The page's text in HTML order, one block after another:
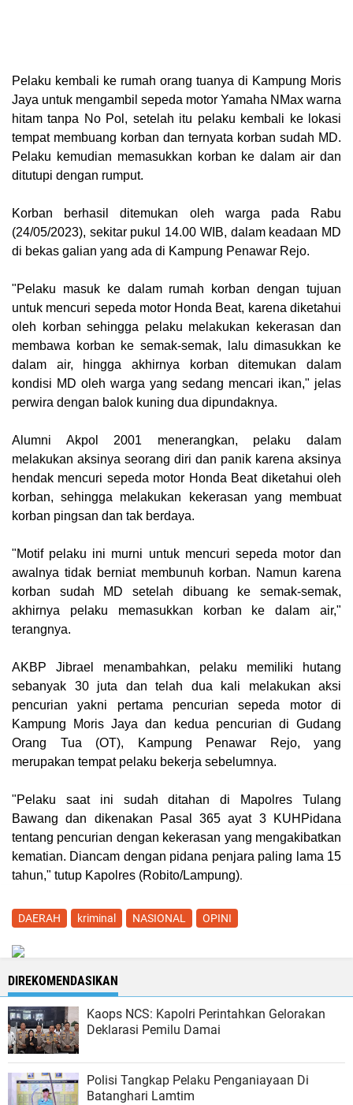
Pelaku kembali ke rumah orang tuanya di Kampung Moris
Jaya untuk mengambil sepeda motor Yamaha NMax warna
hitam tanpa No Pol, setelah itu pelaku kembali ke lokasi
tempat membuang korban dan ternyata korban sudah MD.
Pelaku kemudian memasukkan korban ke dalam air dan
ditutupi dengan rumput.
Korban berhasil ditemukan oleh warga pada Rabu
(24/05/2023), sekitar pukul 14.00 WIB, dalam keadaan MD
di bekas galian yang ada di Kampung Penawar Rejo.
"Pelaku masuk ke dalam rumah korban dengan tujuan
untuk mencuri sepeda motor Honda Beat, karena diketahui
oleh korban sehingga pelaku melakukan kekerasan dan
membawa korban ke semak-semak, lalu dimasukkan ke
dalam air, hingga akhirnya korban ditemukan dalam
kondisi MD oleh warga yang sedang mencari ikan," jelas
perwira dengan balok kuning dua dipundaknya.
Alumni Akpol 2001 menerangkan, pelaku dalam
melakukan aksinya seorang diri dan panik karena aksinya
hendak mencuri sepeda motor Honda Beat diketahui oleh
korban, sehingga melakukan kekerasan yang membuat
korban pingsan dan tak berdaya.
"Motif pelaku ini murni untuk mencuri sepeda motor dan
awalnya tidak berniat membunuh korban. Namun karena
korban sudah MD setelah dibuang ke semak-semak,
akhirnya pelaku memasukkan korban ke dalam air,"
terangnya.
AKBP Jibrael menambahkan, pelaku memiliki hutang
sebanyak 30 juta dan telah dua kali melakukan aksi
pencurian yakni pertama pencurian sepeda motor di
Kampung Moris Jaya dan kedua pencurian di Gudang
Orang Tua (OT), Kampung Penawar Rejo, yang
merupakan tempat pelaku bekerja sebelumnya.
"Pelaku saat ini sudah ditahan di Mapolres Tulang
Bawang dan dikenakan Pasal 365 ayat 3 KUHPidana
tentang pencurian dengan kekerasan yang mengakibatkan
kematian. Diancam dengan pidana penjara paling lama 15
tahun," tutup Kapolres (Robito/Lampung).
DAERAH kriminal NASIONAL OPINI
DIREKOMENDASIKAN
Kaops NCS: Kapolri Perintahkan Gelorakan
Deklarasi Pemilu Damai
Polisi Tangkap Pelaku Penganiayaan Di
Batanghari Lamtim